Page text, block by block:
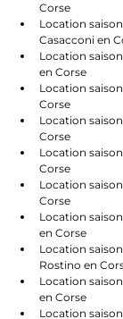
Corse
Location
Casacconi en
Location
en Corse
Location
Corse
Location
Corse
Location
Corse
Location
Corse
Location
en Corse
Location
Rostino en
Location
en Corse
Location